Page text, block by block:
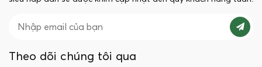
Theo dõi chúng tôi qua